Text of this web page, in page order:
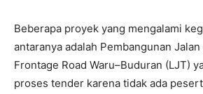
Beberapa proyek yang mengalami
antaranya adalah Pembangunan
Frontage Road Waru–Buduran (LJT)
proses tender karena tidak ada